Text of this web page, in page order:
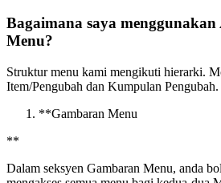
Bagaimana saya
Menu?
Struktur menu kami mengikuti hierarki.
Item/Pengubah dan Kumpulan Pengubah.
**Gambaran Menu
**
Dalam seksyen Gambaran Menu, anda